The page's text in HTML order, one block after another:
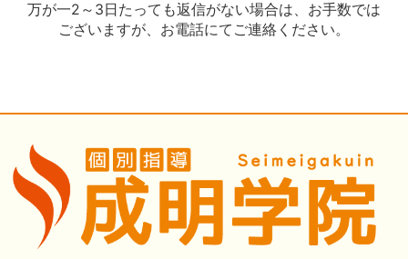
万が一2～3日たっても返信がない場合は、お手数では
ございますが、お電話にてご連絡ください。